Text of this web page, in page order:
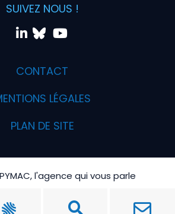
SUIVEZ NOUS !
CONTACT
LÉGALES
PLAN DE SITE
l'agence qui vous parle